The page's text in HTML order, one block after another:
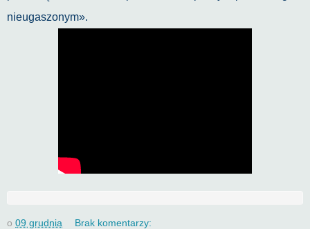
nieugaszonym».
o 09 grudnia Brak komentarzy: